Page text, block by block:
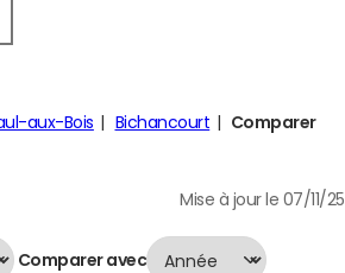
aux-Bois Bichancourt
Comparer
Mise à jour le 07/11/25
Comparer avec